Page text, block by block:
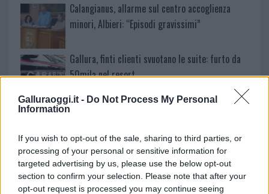
Galluraoggi.it - Do Not Process My Personal
Information
If you wish to opt-out of the sale, sharing to third parties, or
processing of your personal or sensitive information for
targeted advertising by us, please use the below opt-out
section to confirm your selection. Please note that after your
opt-out request is processed you may continue seeing
Calangianus, allarme sul centro accoglienza
minori, Albieri: “Episodi gravissimi”
Gallura, finti clienti svuotano le suite: furto da
50mila nel resort
Meteo Olbia 7 agosto, sole e caldo tornano
Test tunnel Olbia: rampe chiuse ancora fino a
fine agosto